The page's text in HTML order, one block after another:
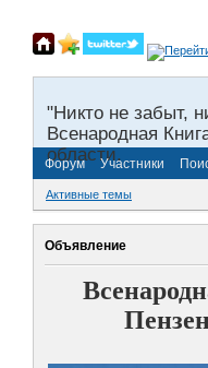
"Никто не забыт,
Всенародная
области.
Форум Участники
Активные темы
Объявление